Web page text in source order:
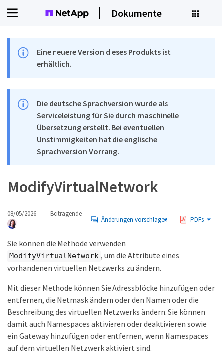
Dokumente
Eine neuere Version dieses Produkts ist
erhältlich.
Die deutsche Sprachversion wurde als
Serviceleistung für Sie durch maschinelle
Übersetzung erstellt. Bei eventuellen
Unstimmigkeiten hat die englische
Sprachversion Vorrang.
ModifyVirtualNetwork
08/05/2026 Beitragende
Änderungen vorschlagen PDFs
Sie können die Methode verwenden
ModifyVirtualNetwork , um die Attribute eines
vorhandenen virtuellen Netzwerks zu ändern.
Mit dieser Methode können Sie Adressblöcke hinzufügen oder
entfernen, die Netmask ändern oder den Namen oder die
Beschreibung des virtuellen Netzwerks ändern. Sie können
damit auch Namespaces aktivieren oder deaktivieren sowie
ein Gateway hinzufügen oder entfernen, wenn Namespaces
auf dem virtuellen Netzwerk aktiviert sind.